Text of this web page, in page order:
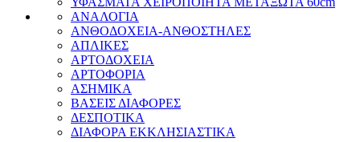
ΑΝΑΛΟΓΙΑ
ΑΝΘΟΔΟΧΕΙΑ-ΑΝΘΟΣΤΗΛΕΣ
ΑΠΛΙΚΕΣ
ΑΡΤΟΔΟΧΕΙΑ
ΑΡΤΟΦΟΡΙΑ
ΑΣΗΜΙΚΑ
ΒΑΣΕΙΣ ΔΙΑΦΟΡΕΣ
ΔΕΣΠΟΤΙΚΑ
ΔΙΑΦΟΡΑ ΕΚΚΛΗΣΙΑΣΤΙΚΑ